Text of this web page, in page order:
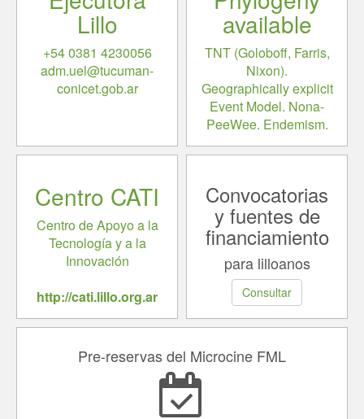
Lillo
+54 0381 4230056
adm.uel@tucuman-
conicet.gob.ar
available
TNT (Goloboff, Farris,
Nixon).
Geographically explicit
Event Model. Nona-
PeeWee. Endemism.
Centro CATI
Centro de Apoyo a la
Tecnología y a la
Innovación
http://cati.lillo.org.ar
Convocatorias
y fuentes de
financiamiento
para lilloanos
Consultar
Pre-reservas del Microcine FML